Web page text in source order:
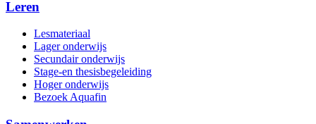
Leren
Lesmateriaal
Lager onderwijs
Secundair onderwijs
Stage-en thesisbegeleiding
Hoger onderwijs
Bezoek Aquafin